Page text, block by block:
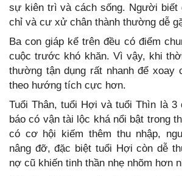
sự kiên trì và cách sống. Người biết
chỉ và cư xử chân thành thường dễ
Ba con giáp kể trên đều có điểm
cuộc trước khó khăn. Vì vậy, khi
thường tận dụng rất nhanh để xoay
theo hướng tích cực hơn.
Tuổi Thân, tuổi Hợi và tuổi Thìn là
báo có vận tài lộc khá nổi bật trong
có cơ hội kiếm thêm thu nhập,
nâng đỡ, đặc biệt tuổi Hợi còn dễ
nợ cũ khiến tinh thần nhẹ nhõm hơn